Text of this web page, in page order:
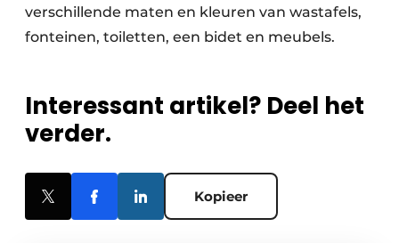
verschillende maten en kleuren van wastafels,
fonteinen, toiletten, een bidet en meubels.
Interessant artikel? Deel het
verder.
Kopieer